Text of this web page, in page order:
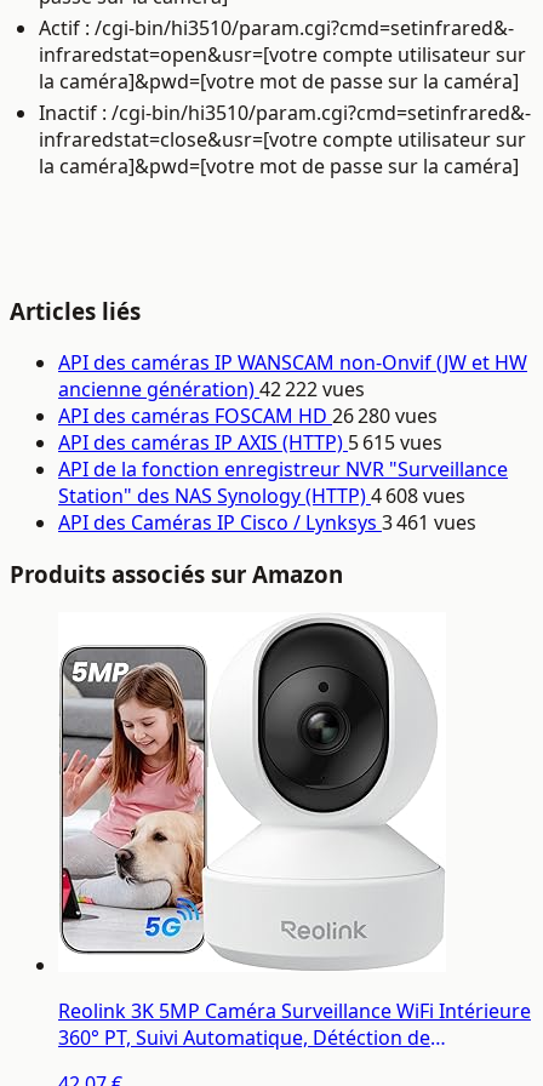
Actif : /cgi-bin/hi3510/param.cgi?cmd=setinfrared&-
infraredstat=open&usr=[votre compte utilisateur sur
la caméra]&pwd=[votre mot de passe sur la caméra]
Inactif : /cgi-bin/hi3510/param.cgi?cmd=setinfrared&-
infraredstat=close&usr=[votre compte utilisateur sur
la caméra]&pwd=[votre mot de passe sur la caméra]
Articles liés
API des caméras IP WANSCAM non-Onvif (JW et HW
ancienne génération)42 222 vues
API des caméras FOSCAM HD 26 280 vues
API des caméras IP AXIS (HTTP) 5 615 vues
API de la fonction enregistreur NVR "Surveillance
Station" des NAS Synology (HTTP)4 608 vues
API des Caméras IP Cisco / Lynksys 3 461 vues
Produits associés sur Amazon
Reolink 3K 5MP Caméra Surveillance WiFi Intérieure
360° PT, Suivi Automatique, Détéction de